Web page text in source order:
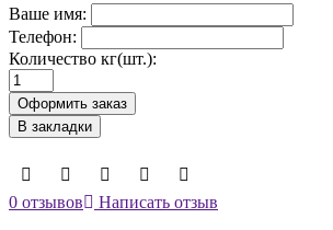
Ваше имя:
Телефон:
Количество кг(шт.):
Оформить заказ
В закладки
0 отзывов Написать отзыв